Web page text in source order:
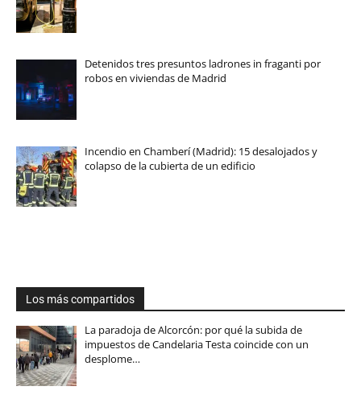
Detenidos tres presuntos ladrones in fraganti por
robos en viviendas de Madrid
Incendio en Chamberí (Madrid): 15 desalojados y
colapso de la cubierta de un edificio
Los más compartidos
La paradoja de Alcorcón: por qué la subida de
impuestos de Candelaria Testa coincide con un
desplome…